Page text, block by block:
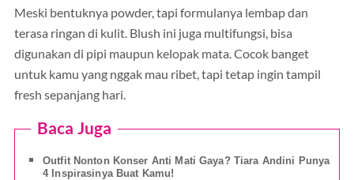
Meski bentuknya powder, tapi formulanya lembap dan
terasa ringan di kulit. Blush ini juga multifungsi, bisa
digunakan di pipi maupun kelopak mata. Cocok banget
untuk kamu yang nggak mau ribet, tapi tetap ingin tampil
fresh sepanjang hari.
Baca Juga
Outfit Nonton Konser Anti Mati Gaya? Tiara Andini Punya
4 Inspirasinya Buat Kamu!